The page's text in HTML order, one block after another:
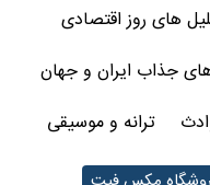
های روز اقتصادی
جذاب ایران و جهان
ترانه و موسیقی